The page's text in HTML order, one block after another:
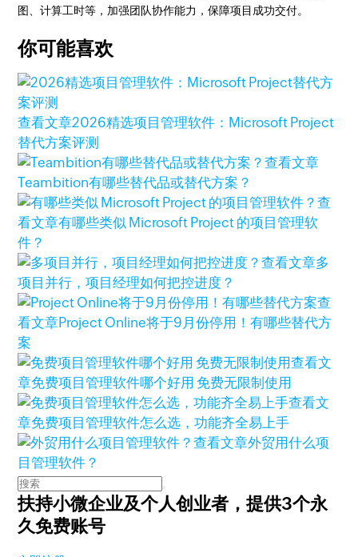
图、计算工时等，加强团队协作能力，保障项目成功交付。
你可能喜欢
查看文章2026精选项目管理软件：Microsoft Project
替代方案评测
查看文章
Teambition有哪些替代品或替代方案？
查
看文章有哪些类似 Microsoft Project 的项目管理软
件？
查看文章多
项目并行，项目经理如何把控进度？
查
看文章Project Online将于9月份停用！有哪些替代方
案
查看文
章免费项目管理软件哪个好用 免费无限制使用
查看文
章免费项目管理软件怎么选，功能齐全易上手
查看文章外贸用什么项
目管理软件？
扶持小微企业及个人创业者，提供3个永
久免费账号